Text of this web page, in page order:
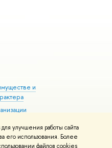
улучшения работы сайта
использования. Более
файлов cookies
и
здоровья